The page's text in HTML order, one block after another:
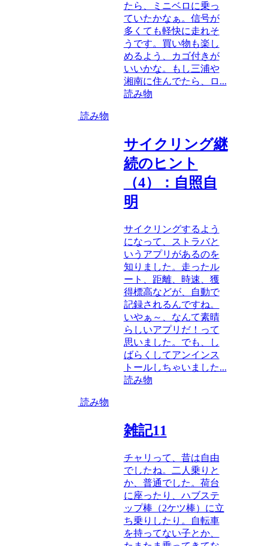
たら、ミニベロに乗っ
ていたかなぁ。信号が
多くても軽快に走れそ
うです。買い物も楽し
めるよう、カゴ付きが
いいかな。もし三浦や
湘南に住んでたら、ロ...
読み物
読み物
サイクリング継
続のヒント
（4）：自照自
明
サイクリングするよう
になって、ストラバと
いうアプリがあるのを
知りました。走ったル
ート、距離、時速、獲
得標高などが、自動で
記録されるんですね。
いやぁ～、なんて素晴
らしいアプリだ！って
思いました。でも、し
ばらくしてアンインス
トールしちゃいました...
読み物
読み物
雑記11
チャリって、昔は自由
でしたね。二人乗りと
か、普通でした。荷台
に座ったり、ハブステ
ップ棒（2ケツ棒）に立
ち乗りしたり。自転車
を持ってない子とか、